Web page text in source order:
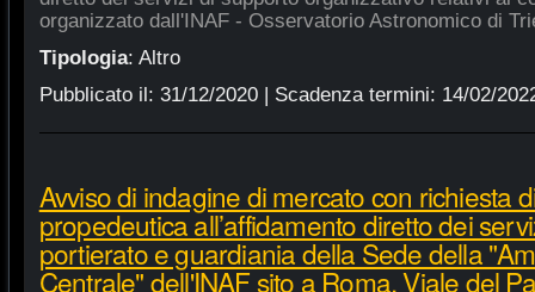
organizzato dall'INAF - Osservatorio Astronomico di
Tipologia: Altro
Pubblicato il: 31/12/2020| Scadenza termini: 14/02/
Avviso di indagine di mercato con richiesta
propedeutica all’affidamento diretto dei
portierato e guardiania della Sede della
Centrale" dell'INAF sito a Roma, Viale del